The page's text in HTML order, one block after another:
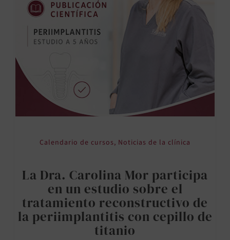
Calendario de cursos, Noticias de la clínica
La Dra. Carolina Mor participa
en un estudio sobre el
tratamiento reconstructivo de
la periimplantitis con cepillo de
titanio